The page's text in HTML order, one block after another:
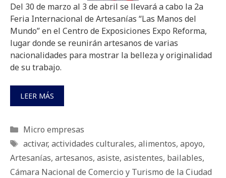
Del 30 de marzo al 3 de abril se llevará a cabo la 2a
Feria Internacional de Artesanías “Las Manos del
Mundo” en el Centro de Exposiciones Expo Reforma,
lugar donde se reunirán artesanos de varias
nacionalidades para mostrar la belleza y originalidad
de su trabajo.
LEER MÁS
Categorías
Micro empresas
Etiquetas
activar, actividades culturales, alimentos, apoyo,
Artesanías, artesanos, asiste, asistentes, bailables,
Cámara Nacional de Comercio y Turismo de la Ciudad